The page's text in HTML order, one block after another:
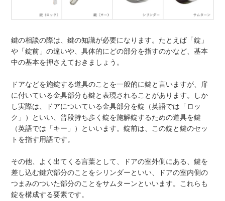
鍵の相談の際は、鍵の知識が必要になります。たとえば「錠」
や「錠前」の違いや、具体的にどの部分を指すのかなど、基本
中の基本を押さえておきましょう。
ドアなどを施錠する道具のことを一般的に鍵と言いますが、扉
に付いている金具部分も鍵と表現されることがあります。しか
し実際は、ドアについている金具部分を錠（英語では「ロッ
ク」）といい、普段持ち歩く錠を施解錠するための道具を鍵
（英語では「キー」）といいます。錠前は、この錠と鍵のセッ
トを指す用語です。
その他、よく出てくる言葉として、ドアの室外側にある、鍵を
差し込む鍵穴部分のことをシリンダーといい、ドアの室内側の
つまみのついた部分のことをサムターンといいます。これらも
錠を構成する要素です。